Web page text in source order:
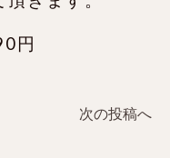
円
次の投稿へ